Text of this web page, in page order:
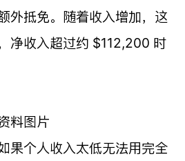
外抵免。随着收入增加，这
净收入超过约 $112,200 时
料图片
果个人收入太低无法用完全